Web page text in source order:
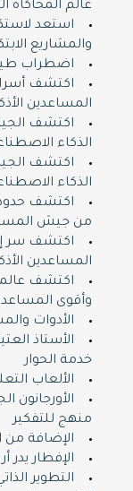
عالم المحاكاة
استعد
والمشاريع
اضطراب طيف
المساعدين
اكتشف
الذكاء
اكتشف
الذكاء
اكتشف
من جيش
اكتشف سر
المساعدين
اكتشف
وأقوى
الأدوات
الأستاذ
خدمة الحوار
الألعاب
الأورجانون
منهج للتفكير
الإضافة من
الإفطار
التطوير